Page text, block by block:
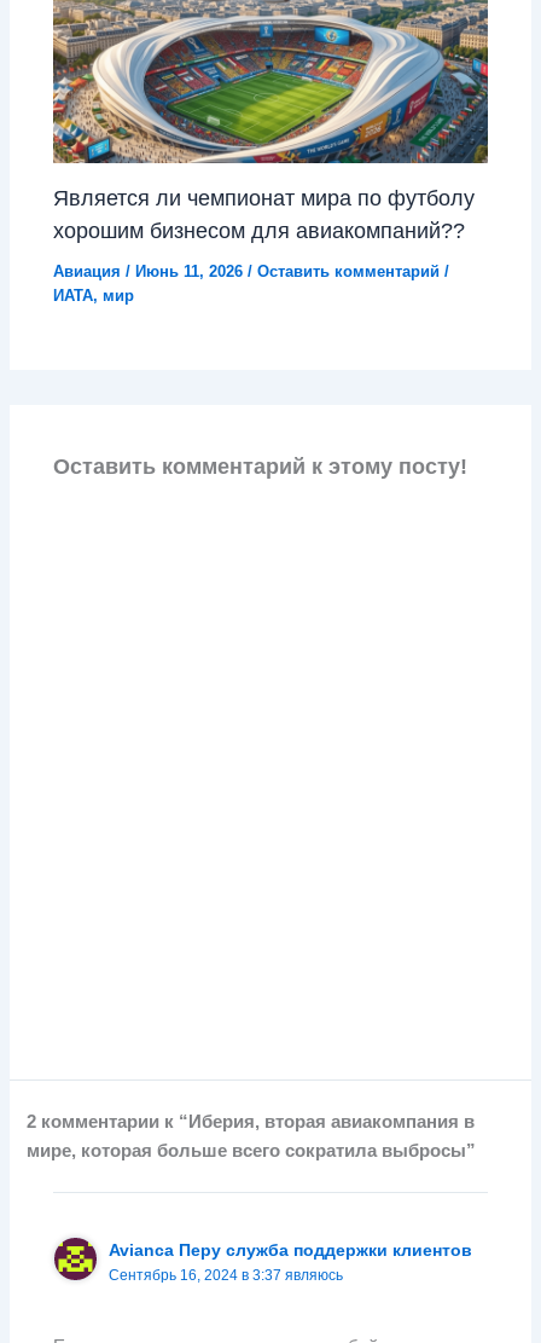
Является ли чемпионат мира по футболу
хорошим бизнесом для авиакомпаний??
Авиация /Июнь 11, 2026/Оставить комментарий /
ИАТА,мир
Оставить комментарий к этому посту!
2 комментарии к “Иберия, вторая авиакомпания в
мире, которая больше всего сократила выбросы”
Avianca Перу служба поддержки клиентов
Сентябрь 16, 2024 в 3:37 являюсь